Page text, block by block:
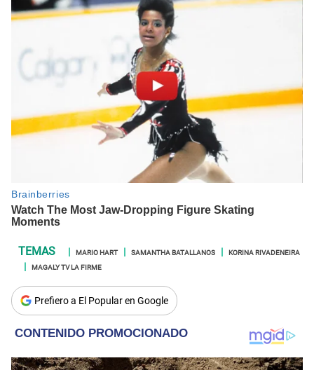
MARIO HART SAMANTHA BATALLANOS
KORINA RIVADENEIRA
MAGALY TV LA FIRME
Prefiero a El Popular en Google